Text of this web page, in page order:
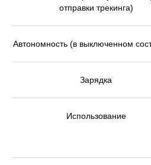
отправки трекинга)
Автономность (в выключенном
Зарядка
Использование